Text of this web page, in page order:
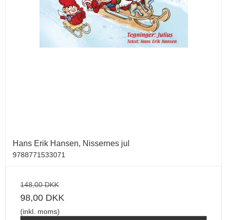
Hans Erik Hansen, Nissernes jul
9788771533071
148,00 DKK
98,00 DKK
(inkl. moms)